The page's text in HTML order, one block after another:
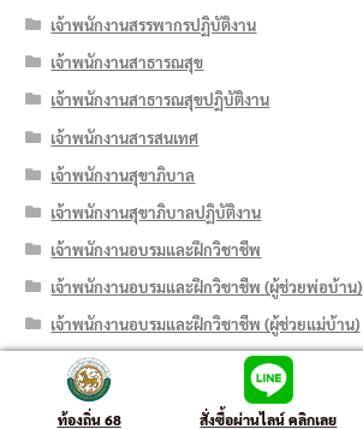
เจ้าพนักงานสรรพากรปฏิบัติงาน
เจ้าพนักงานสาธารณสุข
เจ้าพนักงานสาธารณสุขปฏิบัติงาน
เจ้าพนักงานสารสนเทศ
เจ้าพนักงานสุขาภิบาล
เจ้าพนักงานสุขาภิบาลปฏิบัติงาน
เจ้าพนักงานอบรมและฝึกวิชาชีพ
เจ้าพนักงานอบรมและฝึกวิชาชีพ (ผู้ช่วยพ่อบ้าน)
เจ้าพนักงานอบรมและฝึกวิชาชีพ (ผู้ช่วยแม่บ้าน)
เจ้าพนักงานอบรมและฝึกวิชาชีพปฏิบัติงาน
เจ้าพนักงานอาชีวบำบัด
ท้องถิ่น 68 สั่งซื้อผ่านไลน์ คลิกเลย